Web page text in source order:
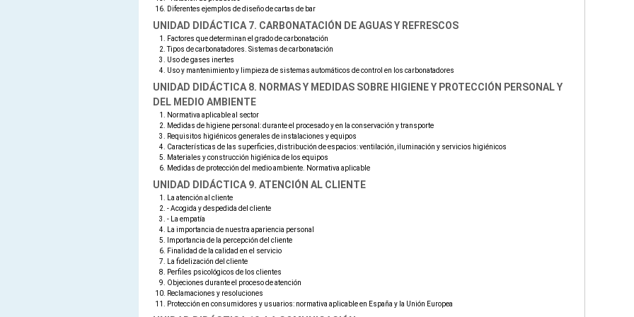
Diferentes ejemplos de diseño de cartas de bar
UNIDAD DIDÁCTICA 7. CARBONATACIÓN DE AGUAS Y REFRESCOS
Factores que determinan el grado de carbonatación
Tipos de carbonatadores. Sistemas de carbonatación
Uso de gases inertes
Uso y mantenimiento y limpieza de sistemas automáticos de control en los carbonatadores
UNIDAD DIDÁCTICA 8. NORMAS Y MEDIDAS SOBRE HIGIENE Y PROTECCIÓN PERSONAL Y
DEL MEDIO AMBIENTE
Normativa aplicable al sector
Medidas de higiene personal: durante el procesado y en la conservación y transporte
Requisitos higiénicos generales de instalaciones y equipos
Características de las superficies, distribución de espacios: ventilación, iluminación y servicios higiénicos
Materiales y construcción higiénica de los equipos
Medidas de protección del medio ambiente. Normativa aplicable
UNIDAD DIDÁCTICA 9. ATENCIÓN AL CLIENTE
La atención al cliente
- Acogida y despedida del cliente
- La empatía
La importancia de nuestra apariencia personal
Importancia de la percepción del cliente
Finalidad de la calidad en el servicio
La fidelización del cliente
Perfiles psicológicos de los clientes
Objeciones durante el proceso de atención
Reclamaciones y resoluciones
Protección en consumidores y usuarios: normativa aplicable en España y la Unión Europea